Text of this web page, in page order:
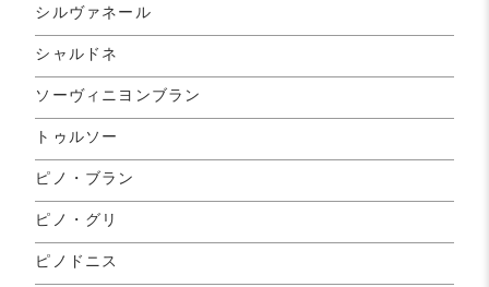
シルヴァネール
シャルドネ
ソーヴィニヨンブラン
トゥルソー
ピノ・ブラン
ピノ・グリ
ピノドニス